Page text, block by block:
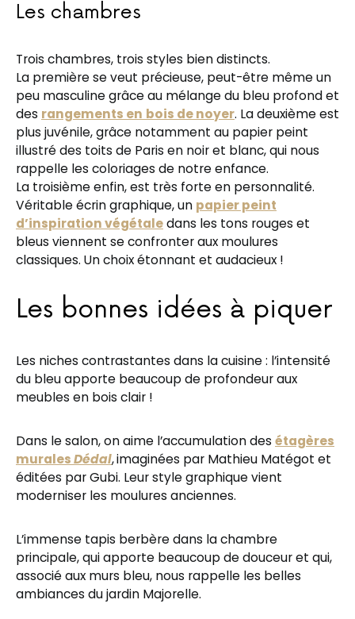
Les chambres
Trois chambres, trois styles bien distincts.
La première se veut précieuse, peut-être même un
peu masculine grâce au mélange du bleu profond et
des rangements en bois de noyer. La deuxième est
plus juvénile, grâce notamment au papier peint
illustré des toits de Paris en noir et blanc, qui nous
rappelle les coloriages de notre enfance.
La troisième enfin, est très forte en personnalité.
Véritable écrin graphique, un papier peint
d’inspiration végétaledans les tons rouges et
bleus viennent se confronter aux moulures
classiques. Un choix étonnant et audacieux !
Les bonnes idées à piquer
Les niches contrastantes dans la cuisine : l’intensité
du bleu apporte beaucoup de profondeur aux
meubles en bois clair !
Dans le salon, on aime l’accumulation des étagères
muralesDédal,imaginées par Mathieu Matégot et
éditées par Gubi. Leur style graphique vient
moderniser les moulures anciennes.
L’immense tapis berbère dans la chambre
principale, qui apporte beaucoup de douceur et qui,
associé aux murs bleu, nous rappelle les belles
ambiances du jardin Majorelle.